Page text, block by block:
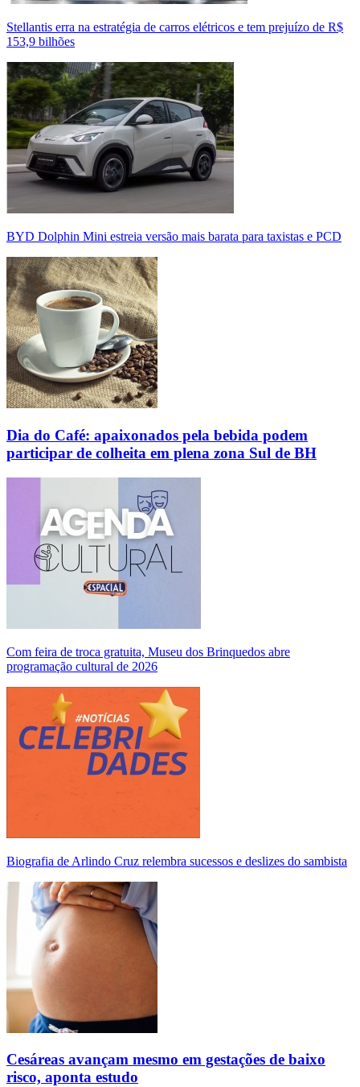
Stellantis erra na estratégia de carros elétricos e tem prejuízo de R$
153,9 bilhões
BYD Dolphin Mini estreia versão mais barata para taxistas e PCD
Dia do Café: apaixonados pela bebida podem
participar de colheita em plena zona Sul de BH
Com feira de troca gratuita, Museu dos Brinquedos abre
programação cultural de 2026
Biografia de Arlindo Cruz relembra sucessos e deslizes do sambista
Cesáreas avançam mesmo em gestações de baixo
risco, aponta estudo